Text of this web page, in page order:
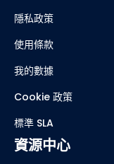
隱私政策
使用條款
我的數據
Cookie 政策
標準 SLA
資源中心